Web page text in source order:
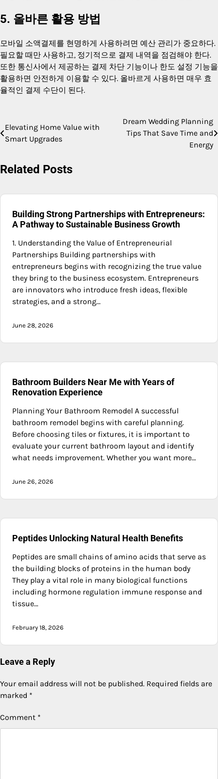
5. 올바른 활용 방법
모바일 소액결제를 현명하게 사용하려면 예산 관리가 중요하다.
필요할 때만 사용하고, 정기적으로 결제 내역을 점검해야 한다.
또한 통신사에서 제공하는 결제 차단 기능이나 한도 설정 기능을
활용하면 안전하게 이용할 수 있다. 올바르게 사용하면 매우 효
율적인 결제 수단이 된다.
Post
navigation
Elevating Home Value with
Smart Upgrades
Dream Wedding Planning
Tips That Save Time and
Energy
Related Posts
Building Strong Partnerships with Entrepreneurs:
A Pathway to Sustainable Business Growth
1. Understanding the Value of Entrepreneurial
Partnerships Building partnerships with
entrepreneurs begins with recognizing the true value
they bring to the business ecosystem. Entrepreneurs
are innovators who introduce fresh ideas, flexible
strategies, and a strong…
June 28, 2026
Bathroom Builders Near Me with Years of
Renovation Experience
Planning Your Bathroom Remodel A successful
bathroom remodel begins with careful planning.
Before choosing tiles or fixtures, it is important to
evaluate your current bathroom layout and identify
what needs improvement. Whether you want more…
June 26, 2026
Peptides Unlocking Natural Health Benefits
Peptides are small chains of amino acids that serve as
the building blocks of proteins in the human body
They play a vital role in many biological functions
including hormone regulation immune response and
tissue…
February 18, 2026
Leave a Reply
Your email address will not be published. Required fields are
marked *
Comment *